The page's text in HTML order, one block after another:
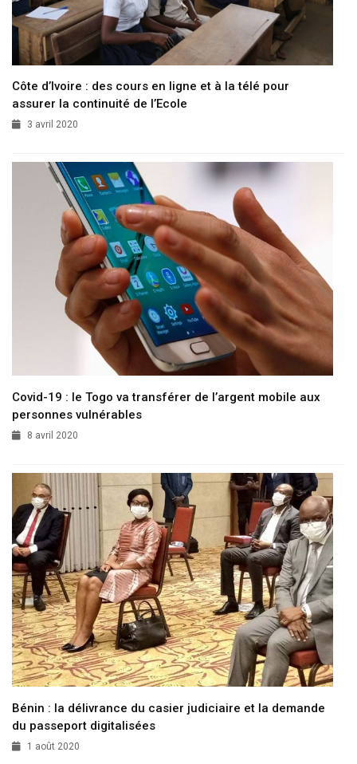
Côte d’Ivoire : des cours en ligne et à la télé pour
assurer la continuité de l’Ecole
3 avril 2020
Covid-19 : le Togo va transférer de l’argent mobile aux
personnes vulnérables
8 avril 2020
Bénin : la délivrance du casier judiciaire et la demande
du passeport digitalisées
1 août 2020